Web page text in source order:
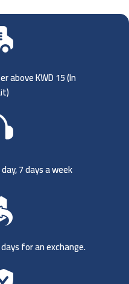
above KWD 15 (In
7 days a week
for an exchange.